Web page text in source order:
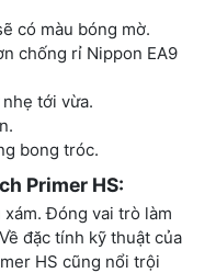
có màu bóng mờ.
chống rỉ Nippon EA9
tới vừa.
bong tróc.
Primer HS:
Đóng vai trò làm
đặc tính kỹ thuật của
HS cũng nổi trội